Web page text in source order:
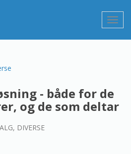
Vis/
- både for de
og de som deltar
DIVERSE